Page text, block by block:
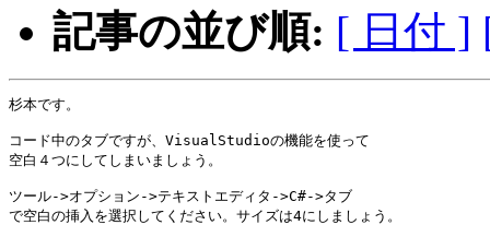
記事の並び順: [ 日付 ]
杉本です。
コード中のタブですが、VisualStudioの機能を使って
空白４つにしてしまいましょう。
ツール->オプション->テキストエディタ->C#->タブ
で空白の挿入を選択してください。サイズは4にしましょう。